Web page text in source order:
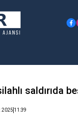
saldırıda
2025 11:39